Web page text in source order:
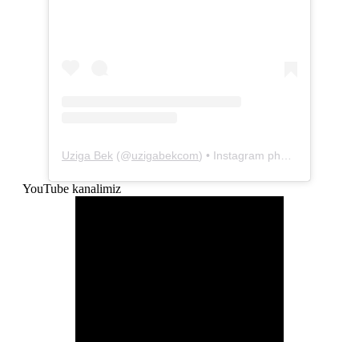
Uziga Bek (@uzigabekcom) • Instagram photos and videos
YouTube kanalimiz